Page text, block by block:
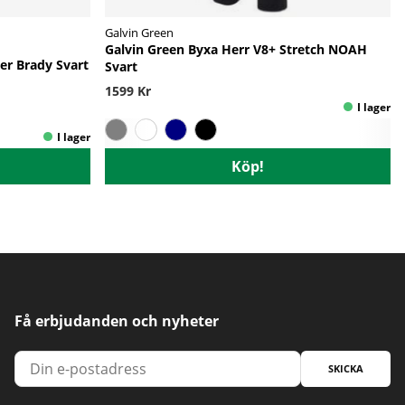
Brady Svart
Galvin Green
Galvin Green Byxa Herr V8+ Stretch NOAH
Svart
1599 Kr
Köp!
Få erbjudanden och nyheter
SKICKA